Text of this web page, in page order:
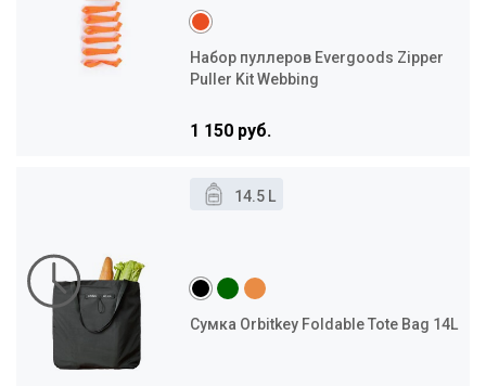
Набор пуллеров Evergoods Zipper
Puller Kit Webbing
1 150 руб.
14.5 L
Сумка Orbitkey Foldable Tote Bag 14L